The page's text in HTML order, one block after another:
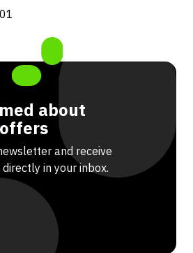
about
offers
and receive
in your inbox.